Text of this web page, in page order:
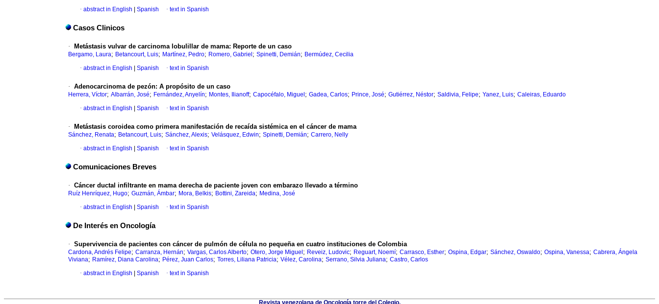
· abstract in English Spanish · text in Spanish
Casos Clinicos
· Metástasis vulvar de carcinoma lobulillar de mama: Reporte de un caso
Bergamo, Laura; Betancourt, Luis; Martínez, Pedro; Romero, Gabriel ; Spinetti, Demián; Bermúdez, Cecilia
· abstract in English Spanish · text in Spanish
· Adenocarcinoma de pezón: A propósito de un caso
Herrera, Víctor; Albarrán, José; Fernández, Anyelín; Montes, Ilianoff; Capocéfalo, Miguel ; Gadea, Carlos; Prince, José; Gutiérrez, Néstor; Saldivia, Felipe; Yanez, Luis; Caleiras, Eduardo
· abstract in English Spanish · text in Spanish
· Metástasis coroidea como primera manifestación de recaída sistémica en el cáncer de mama
Sánchez, Renata; Betancourt, Luis; Sánchez, Alexis; Velásquez, Edwin; Spinetti, Demián; Carrero, Nelly
· abstract in English Spanish · text in Spanish
Comunicaciones Breves
· Cáncer ductal infiltrante en mama derecha de paciente joven con embarazo llevado a término
Ruíz Henríquez, Hugo; Guzmán, Ámbar; Mora, Belkis; Bottini, Zareida; Medina, José
· abstract in English Spanish · text in Spanish
De Interés en Oncología
· Supervivencia de pacientes con cáncer de pulmón de célula no pequeña en cuatro instituciones de Colombia
Cardona, Andrés Felipe; Carranza, Hernán; Vargas, Carlos Alberto; Otero, Jorge Miguel ; Reveiz, Ludovic; Reguart, Noemí; Carrasco, Esther; Ospina, Edgar; Sánchez, Oswaldo; Ospina, Vanessa; Cabrera, Ángela
Viviana; Ramírez, Diana Carolina; Pérez, Juan Carlos; Torres, Liliana Patricia; Vélez, Carolina; Serrano, Silvia Juliana; Castro, Carlos
· abstract in English Spanish · text in Spanish
Revista venezolana de Oncología torre del Colegio,